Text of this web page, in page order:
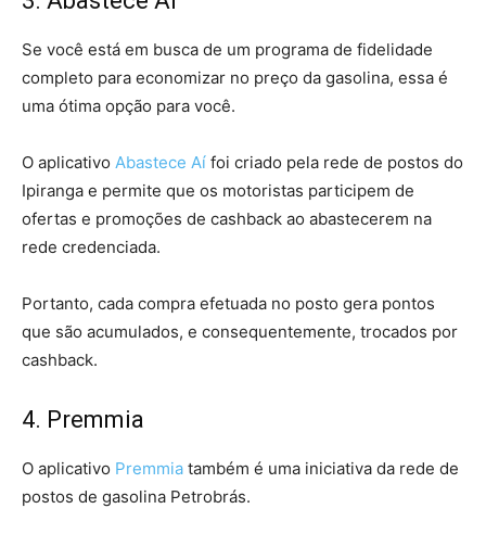
Se você está em busca de um programa de fidelidade
completo para economizar no preço da gasolina, essa é
uma ótima opção para você.
O aplicativo Abastece Aí foi criado pela rede de postos do
Ipiranga e permite que os motoristas participem de
ofertas e promoções de cashback ao abastecerem na
rede credenciada.
Portanto, cada compra efetuada no posto gera pontos
que são acumulados, e consequentemente, trocados por
cashback.
4. Premmia
O aplicativo Premmia também é uma iniciativa da rede de
postos de gasolina Petrobrás.